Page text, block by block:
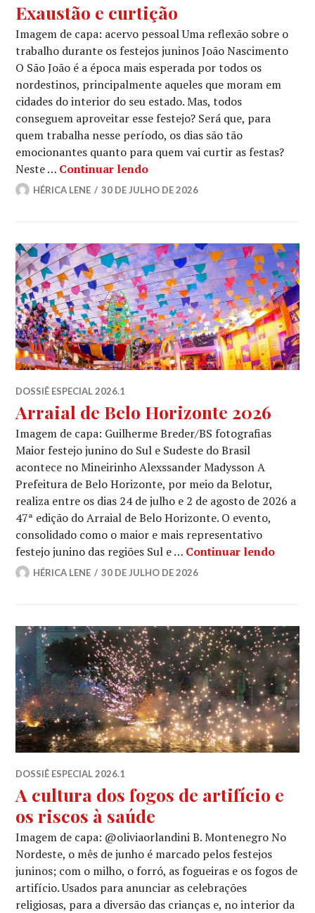
Exaustão e curtição
Imagem de capa: acervo pessoal Uma reflexão sobre o
trabalho durante os festejos juninos João Nascimento
O São João é a época mais esperada por todos os
nordestinos, principalmente aqueles que moram em
cidades do interior do seu estado. Mas, todos
conseguem aproveitar esse festejo? Será que, para
quem trabalha nesse período, os dias são tão
emocionantes quanto para quem vai curtir as festas?
Neste … Continuar lendoExaustão e curtição
HÉRICA LENE 30 DE JULHO DE 2026
DOSSIÊ ESPECIAL 2026.1
Arraial de Belo Horizonte 2026
Imagem de capa: Guilherme Breder/BS fotografias
Maior festejo junino do Sul e Sudeste do Brasil
acontece no Mineirinho Alexssander Madysson A
Prefeitura de Belo Horizonte, por meio da Belotur,
realiza entre os dias 24 de julho e 2 de agosto de 2026 a
47ª edição do Arraial de Belo Horizonte. O evento,
consolidado como o maior e mais representativo
festejo junino das regiões Sul e … Continuar lendoArraial
HÉRICA LENE 30 DE JULHO DE 2026
DOSSIÊ ESPECIAL 2026.1
A cultura dos fogos de artifício e
os riscos à saúde
Imagem de capa: @oliviaorlandini B. Montenegro No
Nordeste, o mês de junho é marcado pelos festejos
juninos; com o milho, o forró, as fogueiras e os fogos de
artifício. Usados para anunciar as celebrações
religiosas, para a diversão das crianças e, no interior da